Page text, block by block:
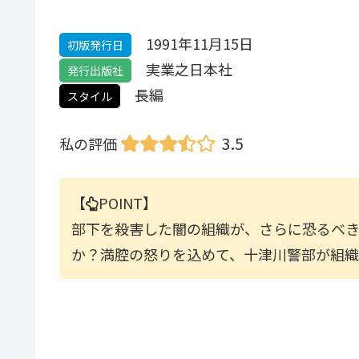
初版発行日 1991年11月15日
発行出版社 実業之日本社
スタイル 長編
私の評価 3.5
【
POINT】
部下を殺害した闇の組織が、さらに恐るべ
か？満腔の怒りを込めて、十津川警部が組